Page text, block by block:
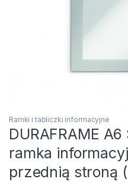
Ramki i tabliczki informacyjne
DURAFRAME
ramka
przednią stroną